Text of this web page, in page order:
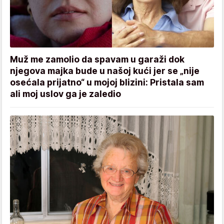
Muž me zamolio da spavam u garaži dok
njegova majka bude u našoj kući jer se „nije
osećala prijatno“ u mojoj blizini: Pristala sam
ali moj uslov ga je zaledio